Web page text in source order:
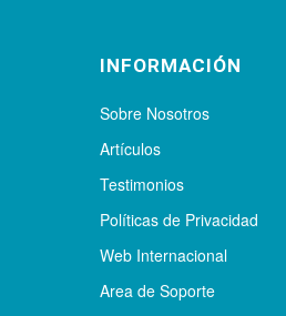
INFORMACIÓN
Sobre Nosotros
Artículos
Testimonios
Políticas de Privacidad
Web Internacional
Area de Soporte